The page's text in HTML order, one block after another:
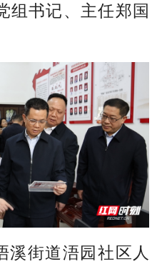
组书记、主任郑国
溪街道浯园社区人